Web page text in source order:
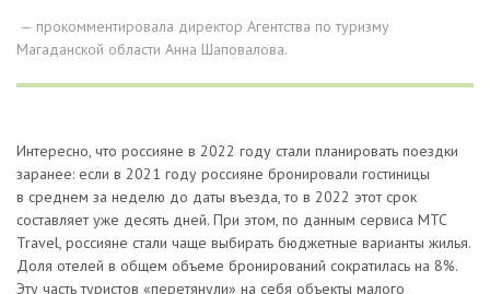
— прокомментировала директор Агентства по туризму
Магаданской области Анна Шаповалова.
Интересно, что россияне в 2022 году стали планировать поездки
заранее: если в 2021 году россияне бронировали гостиницы
в среднем за неделю до даты въезда, то в 2022 этот срок
составляет уже десять дней. При этом, по данным сервиса МТС
Travel, россияне стали чаще выбирать бюджетные варианты жилья.
Доля отелей в общем объеме бронирований сократилась на 8%.
Эту часть туристов «перетянули» на себя объекты малого